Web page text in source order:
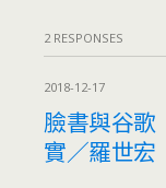
2 RESPONSES
2018-12-17
臉書與谷
實／羅世宏